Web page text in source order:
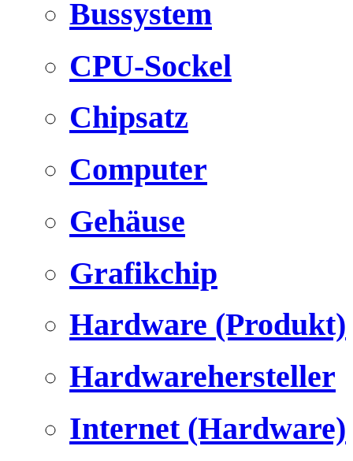
Bussystem
CPU-Sockel
Chipsatz
Computer
Gehäuse
Grafikchip
Hardware (Produkt)
Hardwarehersteller
Internet (Hardware)